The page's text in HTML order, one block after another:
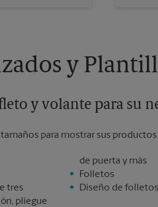
y
y volante para su
para mostrar sus productos
tres
pliegue
de puerta y más
Folletos
Diseño de folletos